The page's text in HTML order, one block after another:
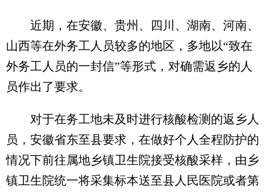
近期，在安徽、贵州、四川、湖南、河南、
山西等在外务工人员较多的地区，多地以“致在
外务工人员的一封信”等形式，对确需返乡的人
员作出了要求。
对于在务工地未及时进行核酸检测的返乡人
员，安徽省东至县要求，在做好个人全程防护的
情况下前往属地乡镇卫生院接受核酸采样，由乡
镇卫生院统一将采集标本送至县人民医院或者第